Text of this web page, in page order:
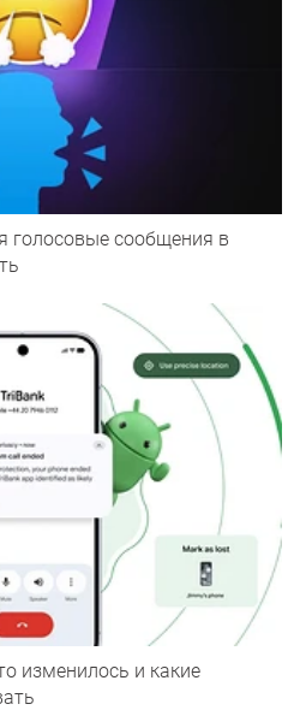
голосовые сообщения в
изменилось и какие